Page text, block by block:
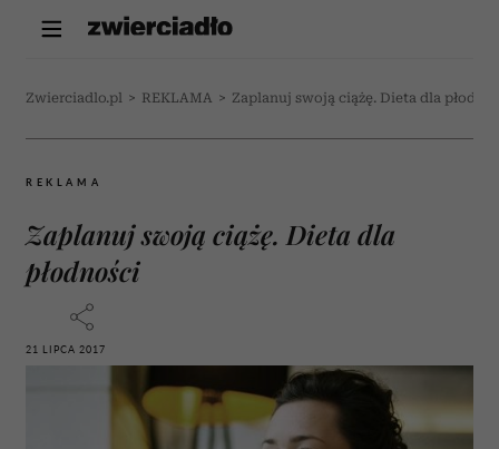
Zwierciadlo.pl > REKLAMA > Zaplanuj swoją ciążę. Dieta dla
REKLAMA
Zaplanuj swoją ciążę. Dieta dla
płodności
21 LIPCA 2017